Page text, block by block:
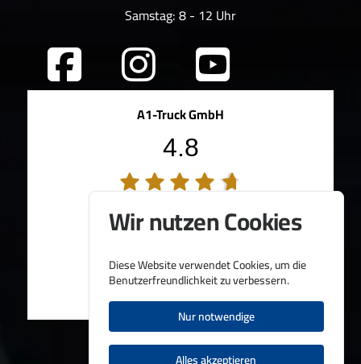
Samstag: 8 - 12 Uhr
A1-Truck GmbH
4.8
100%Weiterempfehlungen
Bereitgestellt von
Wir nutzen Cookies
Diese Website verwendet Cookies, um die
Benutzerfreundlichkeit zu verbessern.
Nur notwendige